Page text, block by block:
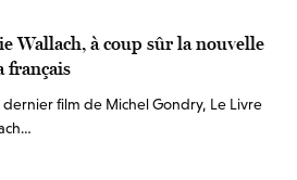
Wallach, à coup sûr la nouvelle
français
dernier film de Michel Gondry, Le Livre